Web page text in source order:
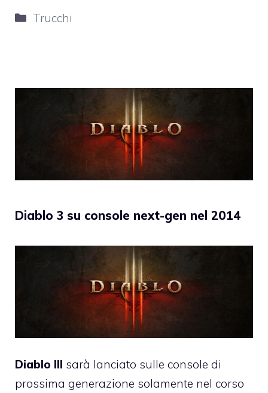
Categorie
Trucchi
Diablo 3 su console next-gen nel 2014
Diablo III sarà lanciato sulle console di
prossima generazione solamente nel corso